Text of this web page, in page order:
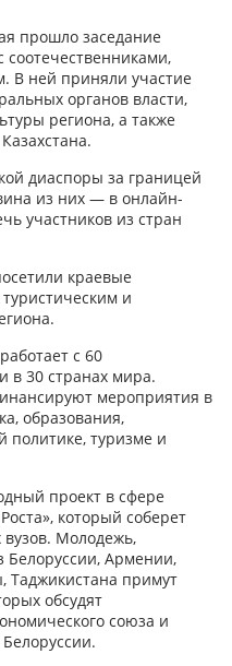
прошло заседание
В ней приняли участие
органов власти,
региона, а также
диаспоры за границей
из них — в онлайн-
участников из стран
краевые
и
с 60
в 30 странах мира.
мероприятия в
образования,
туризме и
проект в сфере
который соберет
вузов. Молодежь,
Белоруссии, Армении,
Таджикистана примут
обсудят
союза и